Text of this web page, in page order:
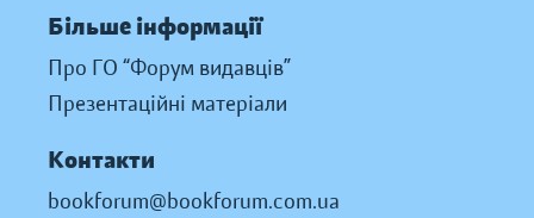
Більше інформації
Про ГО “Форум видавців”
Презентаційні матеріали
Контакти
bookforum@bookforum.com.ua